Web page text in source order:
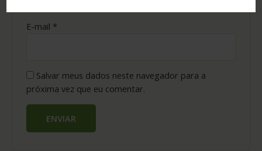
E-mail *
Salvar meus dados neste navegador para a
próxima vez que eu comentar.